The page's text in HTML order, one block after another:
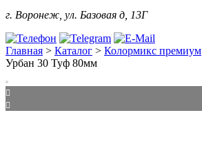
г. Воронеж, ул. Базовая д, 13Г
Главная > Каталог > Колормикс премиум
Урбан 30 Туф 80мм